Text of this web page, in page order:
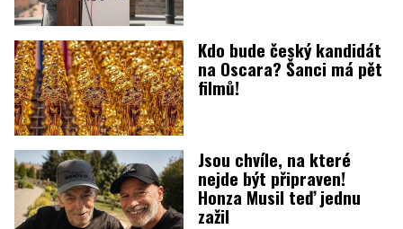
Kdo bude český kandidát
na Oscara? Šanci má pět
filmů!
Jsou chvíle, na které
nejde být připraven!
Honza Musil teď jednu
zažil